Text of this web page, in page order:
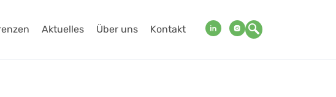
Aktuelles Über uns Kontakt